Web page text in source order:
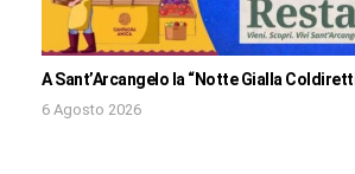
A Sant’Arcangelo la “Notte Gialla
6 Agosto 2026